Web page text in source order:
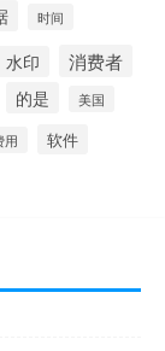
时间
水印 消费者
的是 美国
用 软件